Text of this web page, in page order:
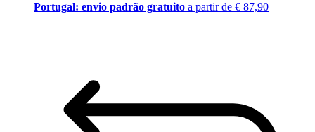
Portugal: envio padrão gratuito a partir de € 87,90